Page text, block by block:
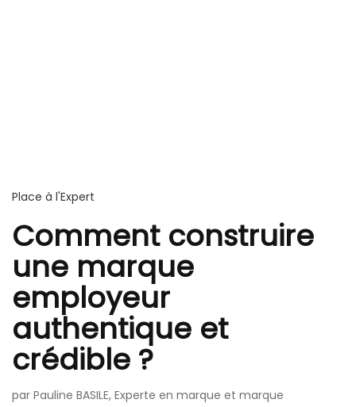
Place à l'Expert
Comment construire
une marque
employeur
authentique et
crédible ?
par Pauline BASILE, Experte en marque et marque